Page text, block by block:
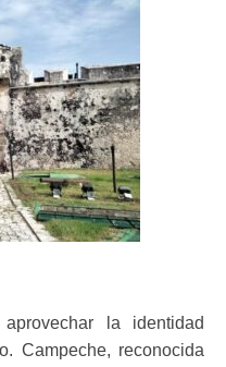
la identidad
Campeche, reconocida